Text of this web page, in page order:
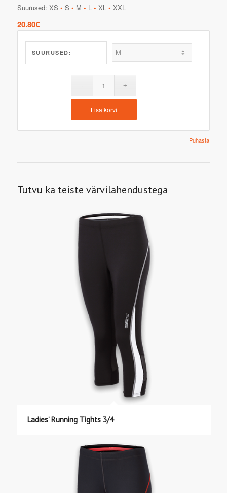
Suurused: XS • S • M • L • XL • XXL
20.80€
SUURUSED:
Puhasta
Lisa korvi
Tutvu ka teiste värvilahendustega
Ladies’ Running Tights 3/4